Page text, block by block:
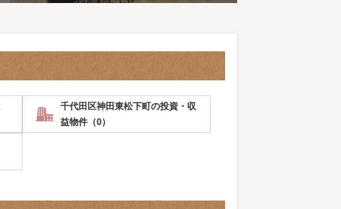
千代田区神田東松下町の投資・収
益物件（0）